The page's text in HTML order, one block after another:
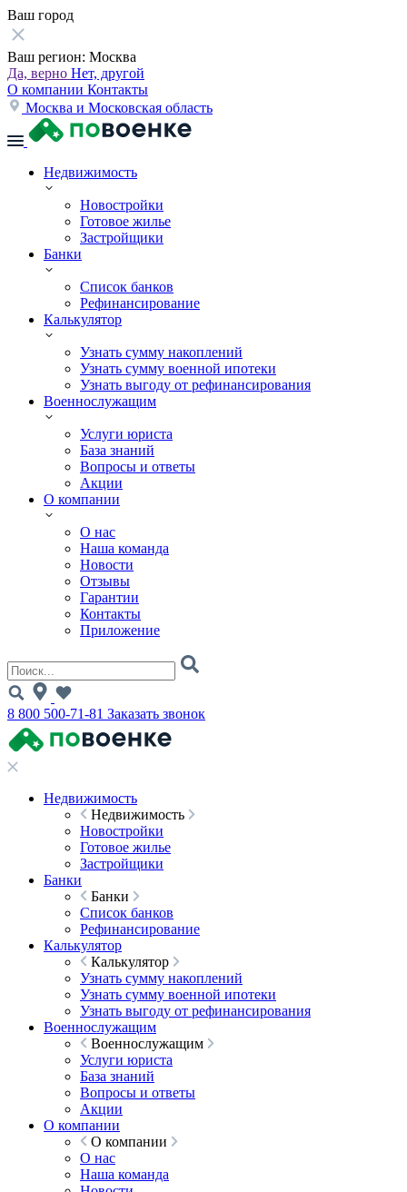
Ваш город
Ваш регион: Москва
Да, верно Нет, другой
О компании Контакты
Москва и Московская область
Недвижимость
Новостройки
Готовое жилье
Застройщики
Банки
Список банков
Рефинансирование
Калькулятор
Узнать сумму накоплений
Узнать сумму военной ипотеки
Узнать выгоду от рефинансирования
Военнослужащим
Услуги юриста
База знаний
Вопросы и ответы
Акции
О компании
О нас
Наша команда
Новости
Отзывы
Гарантии
Контакты
Приложение
8 800 500-71-81 Заказать звонок
Недвижимость
Недвижимость
Новостройки
Готовое жилье
Застройщики
Банки
Банки
Список банков
Рефинансирование
Калькулятор
Калькулятор
Узнать сумму накоплений
Узнать сумму военной ипотеки
Узнать выгоду от рефинансирования
Военнослужащим
Военнослужащим
Услуги юриста
База знаний
Вопросы и ответы
Акции
О компании
О компании
О нас
Наша команда